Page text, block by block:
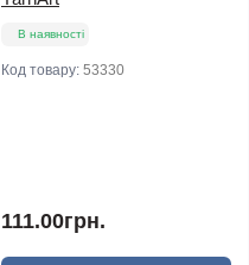
В наявності
Код товару: 53330
111.00грн.